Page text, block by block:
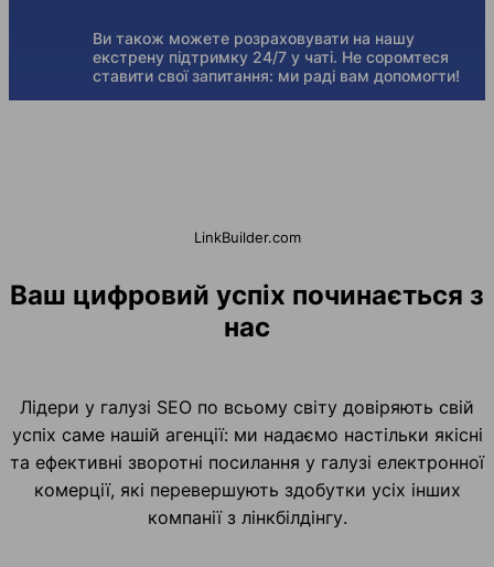
Ви також можете розраховувати на нашу
екстрену підтримку 24/7 у чаті. Не соромтеся
ставити свої запитання: ми раді вам допомогти!
LinkBuilder.com
Ваш цифровий успіх починається з
нас
Лідери у галузі SEO по всьому світу довіряють свій
успіх саме нашій агенції: ми надаємо настільки якісні
та ефективні зворотні посилання у галузі електронної
комерції, які перевершують здобутки усіх інших
компанії з лінкбілдінгу.